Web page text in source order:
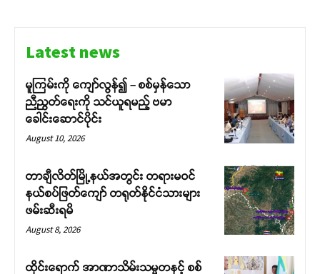
Latest news
မူကြမ်းကို ကျော်လွန်၍ – စစ်မှန်သော
ညီညွတ်ရေးကို သင်ယူရမည့် ဗမာ
ခေါင်းဆောင်ပိုင်း
August 10, 2026
တာချီလိတ်မြို့နယ်အတွင်း တရားမဝင်
နယ်စပ်ဖြတ်ကျော် တရုတ်နိုင်ငံသားများ
ဖမ်းဆီးရမိ
August 8, 2026
ထိုင်းရောက် အာဏာသိမ်းသမ္မတနှင့် စစ်